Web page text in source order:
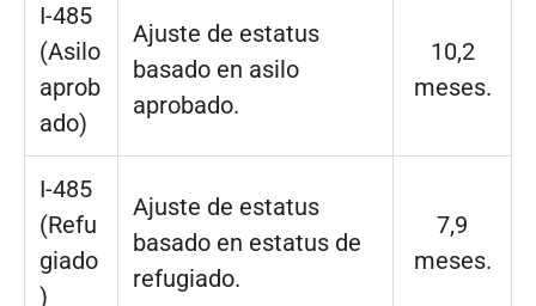
I-485
(Asilo
aprob
ado)
Ajuste de estatus
basado en asilo
aprobado.
10,2
meses.
I-485
(Refu
giado
)
Ajuste de estatus
basado en estatus de
refugiado.
7,9
meses.